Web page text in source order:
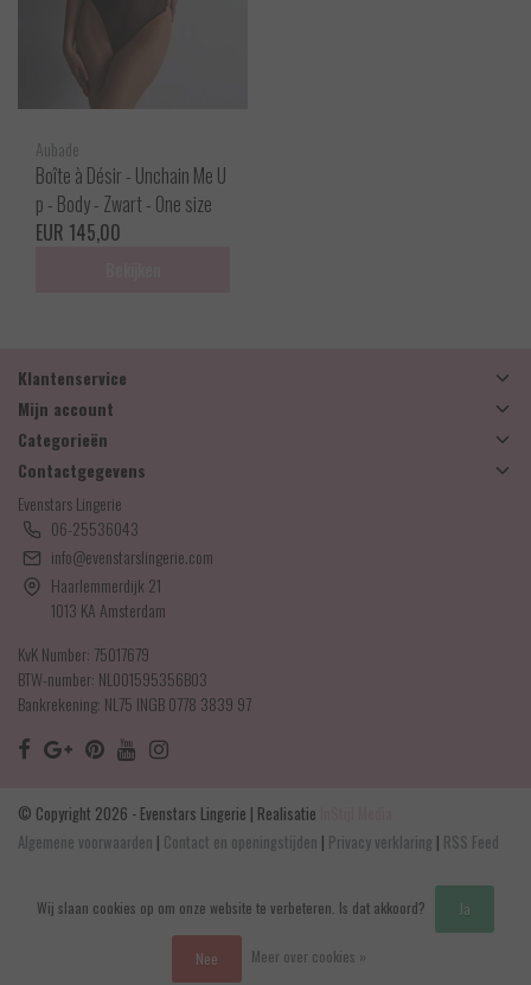
Aubade
Boîte à Désir - Unchain Me U
p - Body - Zwart - One size
EUR 145,00
Klantenservice
Mijn account
Categorieën
Contactgegevens
Evenstars Lingerie
06-25536043
info@evenstarslingerie.com
Haarlemmerdijk 21
1013 KA Amsterdam
KvK Number: 75017679
BTW-number: NL001595356B03
Bankrekening: NL75 INGB 0778 3839 97
© Copyright 2026 - Evenstars Lingerie | Realisatie
Algemene voorwaarden | Contact en openingstijden | Privacy verklaring | RSS Feed
Wij slaan cookies op om onze website te verbeteren. Is dat akkoord? Ja
Nee Meer over cookies »